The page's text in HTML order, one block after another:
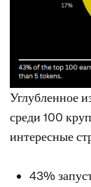
Углубленное
среди 100
интересные
43%